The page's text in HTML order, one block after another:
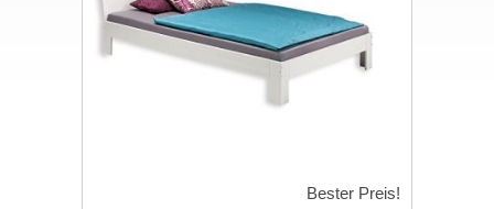
Bester Preis!